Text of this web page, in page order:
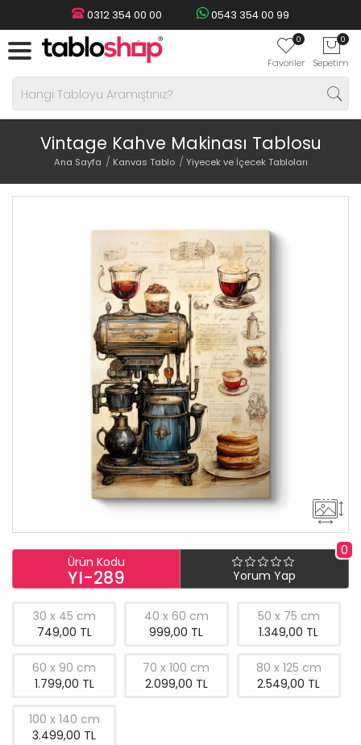
0312 354 00 00 0543 354 00 99
0
Favoriler
0
Sepetim
Vintage Kahve Makinası Tablosu
Ana Sayfa Kanvas Tablo Yiyecek ve İçecek Tabloları
Ürün Kodu
YI-289
0
Yorum Yap
30 x 45 cm
749,00 TL
40 x 60 cm
999,00 TL
50 x 75 cm
1.349,00 TL
60 x 90 cm
1.799,00 TL
70 x 100 cm
2.099,00 TL
80 x 125 cm
2.549,00 TL
100 x 140 cm
3.499,00 TL